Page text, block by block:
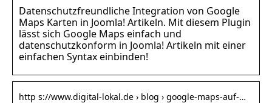
Datenschutzfreundliche Integration von Google
Maps Karten in Joomla! Artikeln. Mit diesem Plugin
lässt sich Google Maps einfach und
datenschutzkonform in Joomla! Artikeln mit einer
einfachen Syntax einbinden!
http s://www.digital-lokal.de › blog › google-maps-auf-…